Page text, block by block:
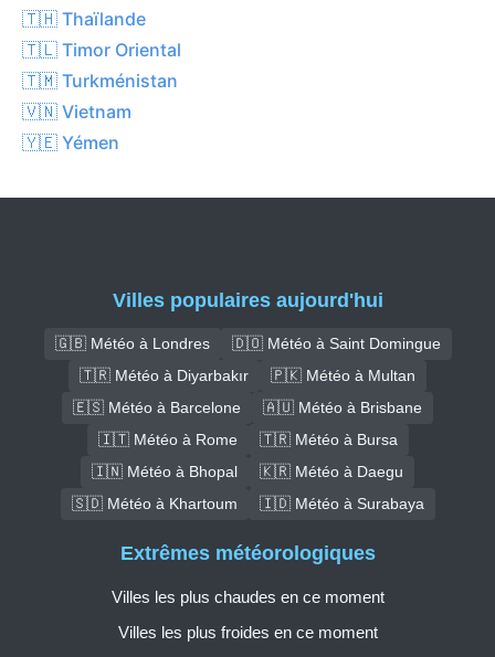
🇹🇭 Thaïlande
🇹🇱 Timor Oriental
🇹🇲 Turkménistan
🇻🇳 Vietnam
🇾🇪 Yémen
Villes populaires aujourd'hui
🇬🇧 Météo à Londres
🇩🇴 Météo à Saint Domingue
🇹🇷 Météo à Diyarbakır
🇵🇰 Météo à Multan
🇪🇸 Météo à Barcelone
🇦🇺 Météo à Brisbane
🇮🇹 Météo à Rome
🇹🇷 Météo à Bursa
🇮🇳 Météo à Bhopal
🇰🇷 Météo à Daegu
🇸🇩 Météo à Khartoum
🇮🇩 Météo à Surabaya
Extrêmes météorologiques
Villes les plus chaudes en ce moment
Villes les plus froides en ce moment